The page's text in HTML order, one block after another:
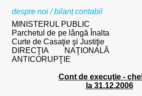
despre noi/bilanț contabil
MINISTERUL PUBLIC
Parchetul de pe lângă Înalta
Curte de Casaţie şi Justiţie
DIRECŢIA NAŢIONALĂ
ANTICORUPŢIE
Cont de execuţie -
la 31.12.2006